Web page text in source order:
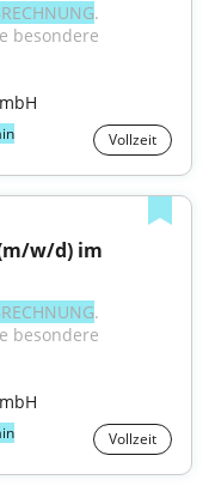
.
besondere
Vollzeit
w/d) im
.
besondere
Vollzeit